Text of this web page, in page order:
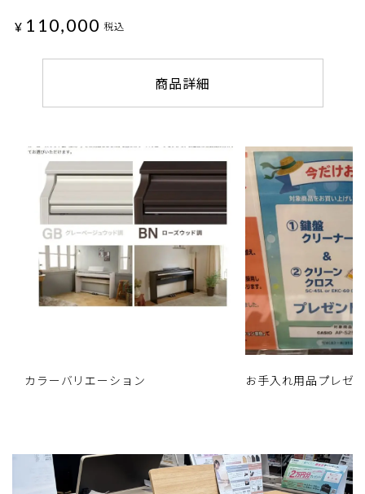
¥ 110,000 税込
商品詳細
カラーバリエーション お手入れ用品プレゼ